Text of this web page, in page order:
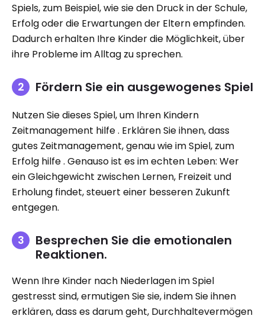
Spiels, zum Beispiel, wie sie den Druck in der Schule,
Erfolg oder die Erwartungen der Eltern empfinden.
Dadurch erhalten Ihre Kinder die Möglichkeit, über
ihre Probleme im Alltag zu sprechen.
Fördern Sie ein ausgewogenes Spiel
Nutzen Sie dieses Spiel, um Ihren Kindern
Zeitmanagement hilfe . Erklären Sie ihnen, dass
gutes Zeitmanagement, genau wie im Spiel, zum
Erfolg hilfe . Genauso ist es im echten Leben: Wer
ein Gleichgewicht zwischen Lernen, Freizeit und
Erholung findet, steuert einer besseren Zukunft
entgegen.
Besprechen Sie die emotionalen
Reaktionen.
Wenn Ihre Kinder nach Niederlagen im Spiel
gestresst sind, ermutigen Sie sie, indem Sie ihnen
erklären, dass es darum geht, Durchhaltevermögen